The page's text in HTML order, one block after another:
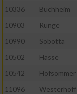
10336
Buchheim
10903
Runge
10990
Sobotta
10502
Hasse
10542
Hofsommer
11096
Westerhoff